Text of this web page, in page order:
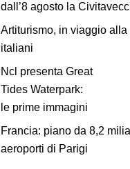
dall’8 agosto la
Artiturismo, in viaggio
italiani
Ncl presenta Great
Tides Waterpark:
le prime immagini
Francia: piano da 8,2
aeroporti di Parigi